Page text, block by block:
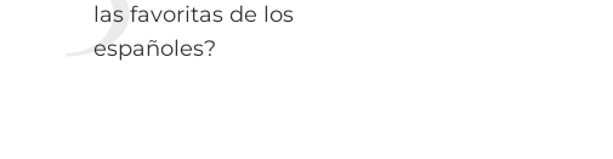
las favoritas de los
españoles?